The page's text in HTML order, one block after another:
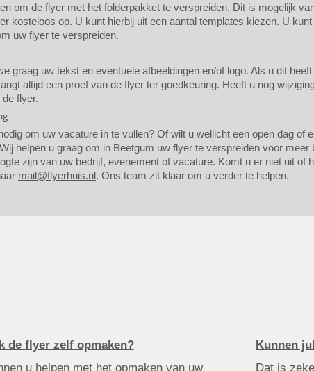
om de flyer met het folderpakket te verspreiden. Dit is mogelijk
kosteloos op. U kunt hierbij uit een aantal templates kiezen. U
uw flyer te verspreiden.
graag uw tekst en eventuele afbeeldingen en/of logo. Als u dit
altijd een proef van de flyer ter goedkeuring. Heeft u nog
flyer.
om uw vacature in te vullen? Of wilt u wellicht een open dag of
helpen u graag om in Beetgum uw flyer te verspreiden voor meer
zijn van uw bedrijf, evenement of vacature. Komt u er niet uit of
mail@flyerhuis.nl. Ons team zit klaar om u verder te helpen.
de flyer zelf opmaken?
u helpen met het opmaken van uw
Kunnen
Dat is